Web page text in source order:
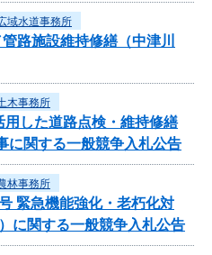
域水道事務所
路施設維持修繕（中津川
木事務所
用した道路点検・維持修繕
に関する一般競争入札公告
林事務所
緊急機能強化・老朽化対
に関する一般競争入札公告